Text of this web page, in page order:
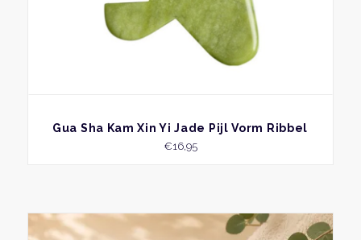
BEKIJK
Gua Sha Kam Xin Yi Jade Pijl Vorm Ribbel
€16,95